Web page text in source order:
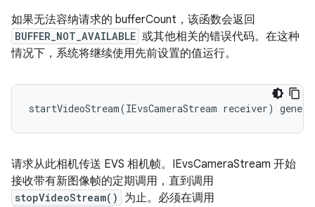
如果无法容纳请求的 bufferCount，该函数会返回
BUFFER_NOT_AVAILABLE 或其他相关的错误代码。在这种
情况下，系统将继续使用先前设置的值运行。
startVideoStream(IEvsCameraStream receiver)
请求从此相机传送 EVS 相机帧。IEvsCameraStream 开始
接收带有新图像帧的定期调用，直到调用
stopVideoStream() 为止。必须在调用